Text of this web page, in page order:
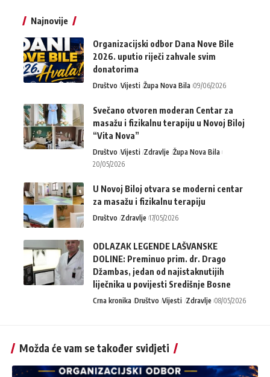
Najnovije
Organizacijski odbor Dana Nove Bile
2026. uputio riječi zahvale svim
donatorima
Društvo Vijesti Župa Nova Bila 09/06/2026
Svečano otvoren moderan Centar za
masažu i fizikalnu terapiju u Novoj Biloj
“Vita Nova”
Društvo Vijesti Zdravlje Župa Nova Bila
20/05/2026
U Novoj Biloj otvara se moderni centar
za masažu i fizikalnu terapiju
Društvo Zdravlje 17/05/2026
ODLAZAK LEGENDE LAŠVANSKE
DOLINE: Preminuo prim. dr. Drago
Džambas, jedan od najistaknutijih
liječnika u povijesti Središnje Bosne
Crna kronika Društvo Vijesti Zdravlje 08/05/2026
Možda će vam se također svidjeti